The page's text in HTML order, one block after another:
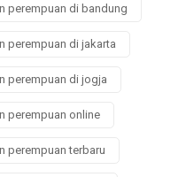
perempuan di bandung
perempuan di jakarta
perempuan di jogja
perempuan online
perempuan terbaru